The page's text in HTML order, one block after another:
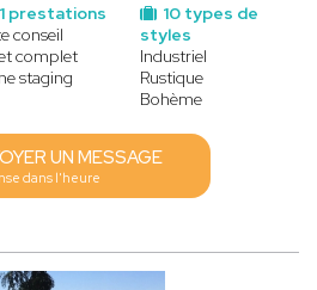
10 types de
styles
Industriel
Rustique
Bohème
prestations
conseil
complet
staging
UN MESSAGE
dans l'heure